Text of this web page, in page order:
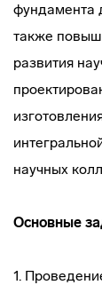
фундамента
также
развития
научных
Основные
1.